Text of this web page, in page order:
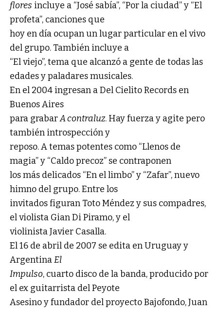
flores incluye a “José sabía”, “Por la ciudad” y “El
profeta”, canciones que
hoy en día ocupan un lugar particular en el vivo
del grupo. También incluye a
“El viejo”, tema que alcanzó a gente de todas las
edades y paladares musicales.
En el 2004 ingresan a Del Cielito Records en
Buenos Aires
para grabarA contraluz. Hay fuerza y agite pero
también introspección y
reposo. A temas potentes como “Llenos de
magia” y “Caldo precoz” se contraponen
los más delicados “En el limbo” y “Zafar”, nuevo
himno del grupo. Entre los
invitados figuran Toto Méndez y sus compadres,
el violista Gian Di Piramo, y el
violinista Javier Casalla.
El 16 de abril de 2007 se edita en Uruguay y
ArgentinaEl
Impulso, cuarto disco de la banda, producido por
el ex guitarrista del Peyote
Asesino y fundador del proyecto Bajofondo, Juan